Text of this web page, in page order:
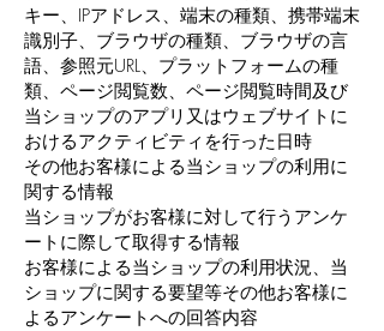
キー、IPアドレス、端末の種類、携帯端末
識別子、ブラウザの種類、ブラウザの言
語、参照元URL、プラットフォームの種
類、ページ閲覧数、ページ閲覧時間及び
当ショップのアプリ又はウェブサイトに
おけるアクティビティを行った日時
その他お客様による当ショップの利用に
関する情報
当ショップがお客様に対して行うアンケ
ートに際して取得する情報
お客様による当ショップの利用状況、当
ショップに関する要望等その他お客様に
よるアンケートへの回答内容